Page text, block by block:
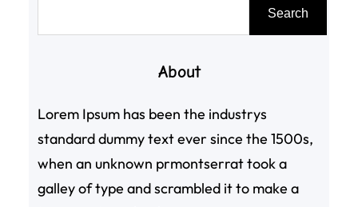
Search
About
Lorem Ipsum has been the industrys
standard dummy text ever since the 1500s,
when an unknown prmontserrat took a
galley of type and scrambled it to make a